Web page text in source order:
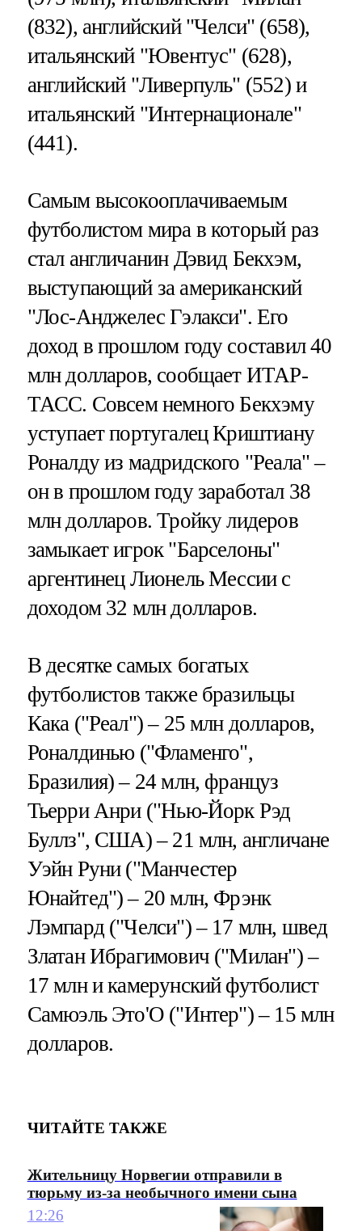
(832), английский "Челси" (658),
итальянский "Ювентус" (628),
английский "Ливерпуль" (552) и
итальянский "Интернационале"
(441).
Самым высокооплачиваемым
футболистом мира в который раз
стал англичанин Дэвид Бекхэм,
выступающий за американский
"Лос-Анджелес Гэлакси". Его
доход в прошлом году составил 40
млн долларов, сообщает ИТАР-
ТАСС. Совсем немного Бекхэму
уступает португалец Криштиану
Роналду из мадридского "Реала" –
он в прошлом году заработал 38
млн долларов. Тройку лидеров
замыкает игрок "Барселоны"
аргентинец Лионель Мессии с
доходом 32 млн долларов.
В десятке самых богатых
футболистов также бразильцы
Кака ("Реал") – 25 млн долларов,
Роналдинью ("Фламенго",
Бразилия) – 24 млн, француз
Тьерри Анри ("Нью-Йорк Рэд
Буллз", США) – 21 млн, англичане
Уэйн Руни ("Манчестер
Юнайтед") – 20 млн, Фрэнк
Лэмпард ("Челси") – 17 млн, швед
Златан Ибрагимович ("Милан") –
17 млн и камерунский футболист
Самюэль Это'О ("Интер") – 15 млн
долларов.
ЧИТАЙТЕ ТАКЖЕ
Жительницу Норвегии отправили в
тюрьму из-за необычного имени сына
12:26